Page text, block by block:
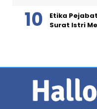
Etika
Surat Istri